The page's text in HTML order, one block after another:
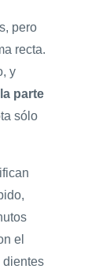
pero
recta.
y
parte
sólo
el
dientes